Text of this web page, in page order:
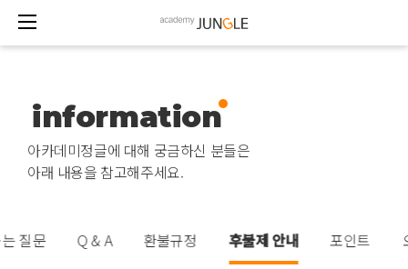
information
아카데미정글에 대해 궁금하신 분들은
아래 내용을 참고해주세요.
질문 Q & A 환불규정 후불제 안내 포인트